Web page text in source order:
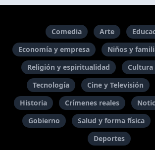
Comedia Arte
Economía y empresa
Niños y
Religión y espiritualidad
Cultura
Tecnología
Cine y Televisión
Historia
Crímenes reales
Gobierno
Salud y forma física
Deportes